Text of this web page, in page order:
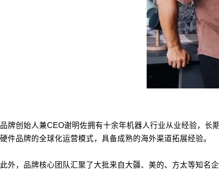
品牌创始人兼CEO谢明佐拥有十余年机器人行业从业经验，
硬件品牌的全球化运营模式，具备成熟的海外渠道拓展经验。
此外，品牌核心团队汇聚了大批来自大疆、美的、方太等知名